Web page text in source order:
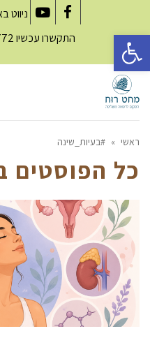
Facebook
YouTube
ניווט
התקשרו עכשיו
ראשי » #בעיות_שינה
כל הפוסטים
פתח סרגל נגישות